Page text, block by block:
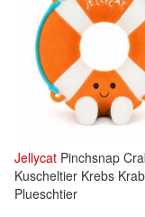
Jellycat Pinchsnap
Kuscheltier Krebs
Plueschtier